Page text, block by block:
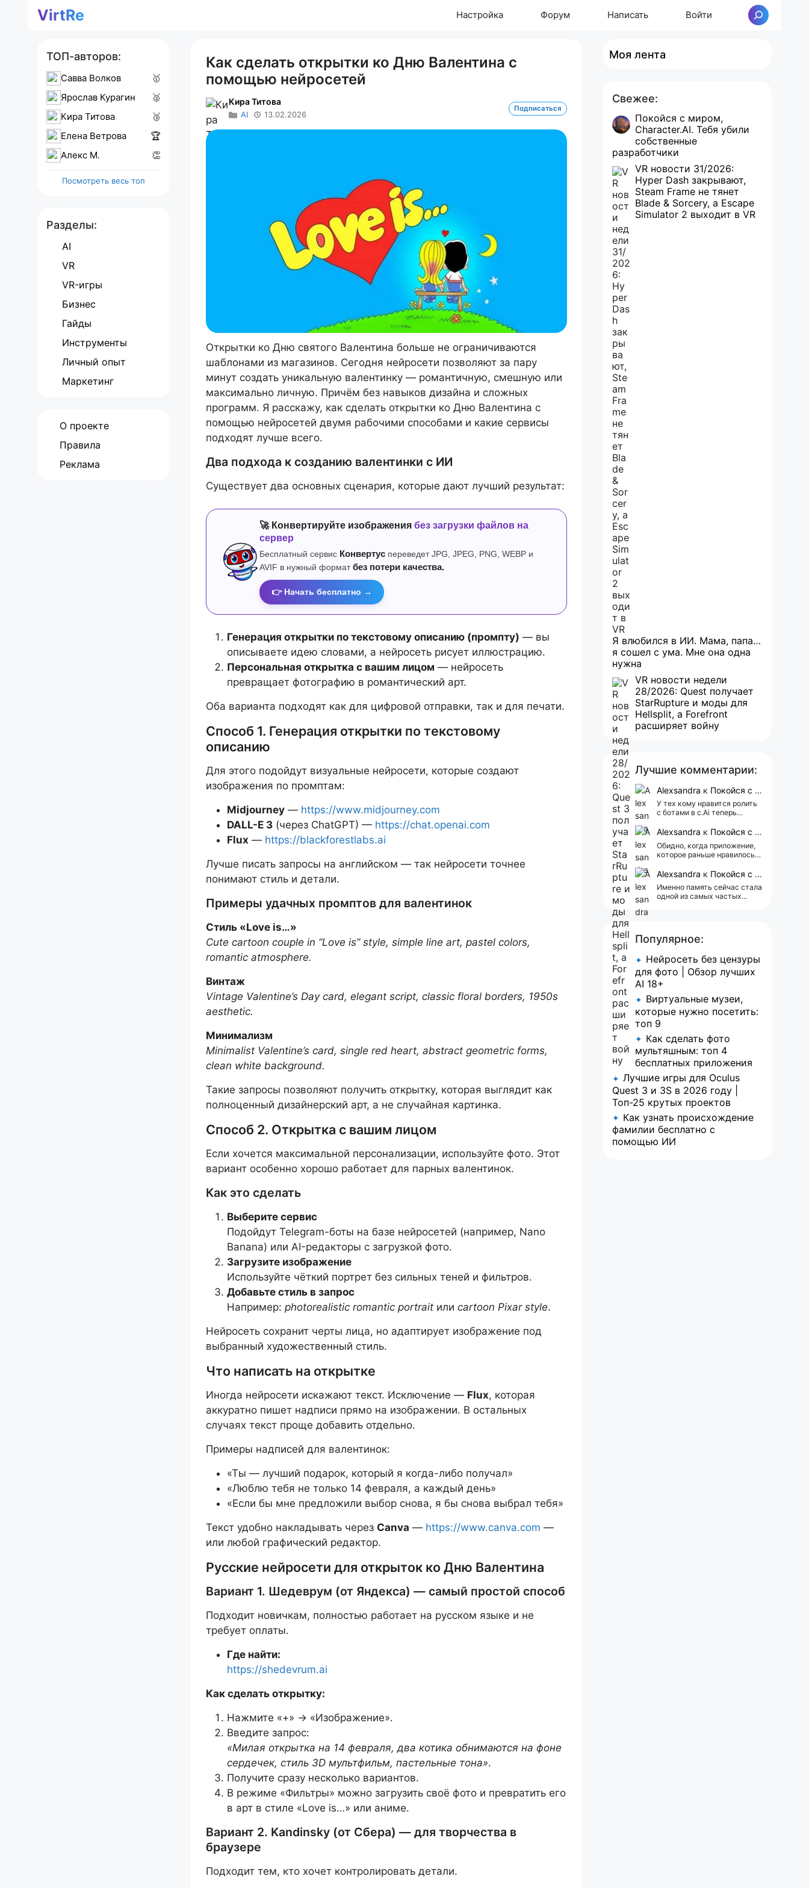
ПерейтиVirtRe Настройка Форум Написать Войти Поиск
Как сделать открытки ко Дню Валентина с
помощью нейросетей
Кира Титова
AI 13.02.2026
Подписаться
Открытки ко Дню святого Валентина больше не ограничиваются
шаблонами из магазинов. Сегодня нейросети позволяют за пару
минут создать уникальную валентинку — романтичную, смешную или
максимально личную. Причём без навыков дизайна и сложных
программ. Я расскажу, как сделать открытки ко Дню Валентина с
помощью нейросетей двумя рабочими способами и какие сервисы
подходят лучше всего.
Два подхода к созданию валентинки с ИИ
Существует два основных сценария, которые дают лучший результат:
🚀 Конвертируйте изображения без загрузки файлов на
сервер
Бесплатный сервис Конвертус переведет JPG, JPEG, PNG, WEBP и
AVIF в нужный формат без потери качества.
👉 Начать бесплатно →
Генерация открытки по текстовому описанию (промпту) — вы
описываете идею словами, а нейросеть рисует иллюстрацию.
Персональная открытка с вашим лицом — нейросеть
превращает фотографию в романтический арт.
Оба варианта подходят как для цифровой отправки, так и для печати.
Способ 1. Генерация открытки по текстовому
описанию
Для этого подойдут визуальные нейросети, которые создают
изображения по промптам:
Midjourney — https://www.midjourney.com
DALL-E 3 (через ChatGPT) — https://chat.openai.com
Flux — https://blackforestlabs.ai
Лучше писать запросы на английском — так нейросети точнее
понимают стиль и детали.
Примеры удачных промптов для валентинок
Стиль «Love is…»
Cute cartoon couple in “Love is” style, simple line art, pastel colors,
romantic atmosphere.
Винтаж
Vintage Valentine’s Day card, elegant script, classic floral borders, 1950s
aesthetic.
Минимализм
Minimalist Valentine’s card, single red heart, abstract geometric forms,
clean white background.
Такие запросы позволяют получить открытку, которая выглядит как
полноценный дизайнерский арт, а не случайная картинка.
Способ 2. Открытка с вашим лицом
Если хочется максимальной персонализации, используйте фото. Этот
вариант особенно хорошо работает для парных валентинок.
Как это сделать
Выберите сервис
Подойдут Telegram-боты на базе нейросетей (например, Nano
Banana) или AI-редакторы с загрузкой фото.
Загрузите изображение
Используйте чёткий портрет без сильных теней и фильтров.
Добавьте стиль в запрос
Например: photorealistic romantic portrait или cartoon Pixar style.
Нейросеть сохранит черты лица, но адаптирует изображение под
выбранный художественный стиль.
Что написать на открытке
Иногда нейросети искажают текст. Исключение — Flux, которая
аккуратно пишет надписи прямо на изображении. В остальных
случаях текст проще добавить отдельно.
Примеры надписей для валентинок:
«Ты — лучший подарок, который я когда-либо получал»
«Люблю тебя не только 14 февраля, а каждый день»
«Если бы мне предложили выбор снова, я бы снова выбрал тебя»
Текст удобно накладывать через Canva — https://www.canva.com —
или любой графический редактор.
Русские нейросети для открыток ко Дню Валентина
Вариант 1. Шедеврум (от Яндекса) — самый простой способ
Подходит новичкам, полностью работает на русском языке и не
требует оплаты.
Где найти:
https://shedevrum.ai
Как сделать открытку:
Нажмите «+» → «Изображение».
Введите запрос:
«Милая открытка на 14 февраля, два котика обнимаются на фоне
сердечек, стиль 3D мультфильм, пастельные тона».
Получите сразу несколько вариантов.
В режиме «Фильтры» можно загрузить своё фото и превратить его
в арт в стиле «Love is…» или аниме.
Вариант 2. Kandinsky (от Сбера) — для творчества в
браузере
Подходит тем, кто хочет контролировать детали.
ТОП-авторов:
Савва Волков
🥇
Ярослав Курагин
🥈
Кира Титова
🥉
Елена Ветрова
🏆
Алекс M.
👏
Посмотреть весь топ
Разделы:
AI
VR
VR-игры
Бизнес
Гайды
Инструменты
Личный опыт
Маркетинг
О проекте
Правила
Реклама
Моя лента
Свежее:
Покойся с миром,
Character.AI. Тебя убили
собственные
разработчики
VR новости 31/2026:
Hyper Dash закрывают,
Steam Frame не тянет
Blade & Sorcery, а Escape
Simulator 2 выходит в VR
Я влюбился в ИИ. Мама, папа…
я сошел с ума. Мне она одна
нужна
VR новости недели
28/2026: Quest получает
StarRupture и моды для
Hellsplit, а Forefront
расширяет войну
Лучшие комментарии:
Alexsandra к Покойся с миром, Character.AI. Тебя убили собственные разработчики
У тех кому нравится ролить
с ботами в c.Ai теперь
АААААА 😁 ХВАТИТ 🤯😖😵‍💫
Alexsandra к Покойся с миром, Character.AI. Тебя убили собственные разработчики
Обидно, когда приложение,
которое раньше нравилось, а
реклама 😢
Alexsandra к Покойся с миром, Character.AI. Тебя убили собственные разработчики
Именно память сейчас стала
одной из самых частых
Популярное:
✦ Нейросеть без цензуры
для фото | Обзор лучших
AI 18+
✦ Виртуальные музеи,
которые нужно посетить:
топ 9
✦ Как сделать фото
мультяшным: топ 4
бесплатных приложения
✦ Лучшие игры для Oculus
Quest 3 и 3S в 2026 году |
Топ-25 крутых проектов
✦ Как узнать происхождение
фамилии бесплатно с
помощью ИИ